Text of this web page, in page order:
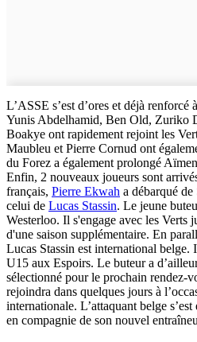
L’ASSE s’est d’ores et déjà renforcé
Yunis Abdelhamid, Ben Old, Zuriko
Boakye ont rapidement rejoint les
Maubleu et Pierre Cornud ont
du Forez a également prolongé
Enfin, 2 nouveaux joueurs sont
français, Pierre Ekwah a débarqué
celui de Lucas Stassin. Le jeune
Westerloo. Il s'engage avec les Verts
d'une saison supplémentaire. En
Lucas Stassin est international belge.
U15 aux Espoirs. Le buteur a
sélectionné pour le prochain rendez-
rejoindra dans quelques jours à
internationale. L’attaquant belge
en compagnie de son nouvel